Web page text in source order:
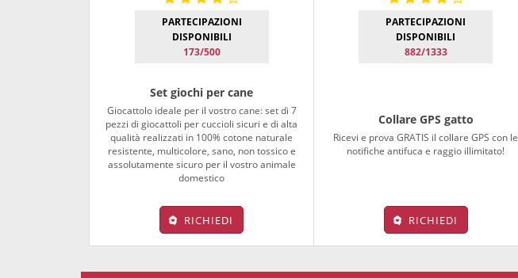
PARTECIPAZIONI
DISPONIBILI
173/500
Set giochi per cane
Giocattolo ideale per il vostro cane: set di 7
pezzi di giocattoli per cuccioli sicuri e di alta
qualità realizzati in 100% cotone naturale
resistente, multicolore, sano, non tossico e
assolutamente sicuro per il vostro animale
domestico
RICHIEDI
PARTECIPAZIONI
DISPONIBILI
882/1333
Collare GPS gatto
Ricevi e prova GRATIS il collare GPS con le
notifiche antifuca e raggio illimitato!
RICHIEDI